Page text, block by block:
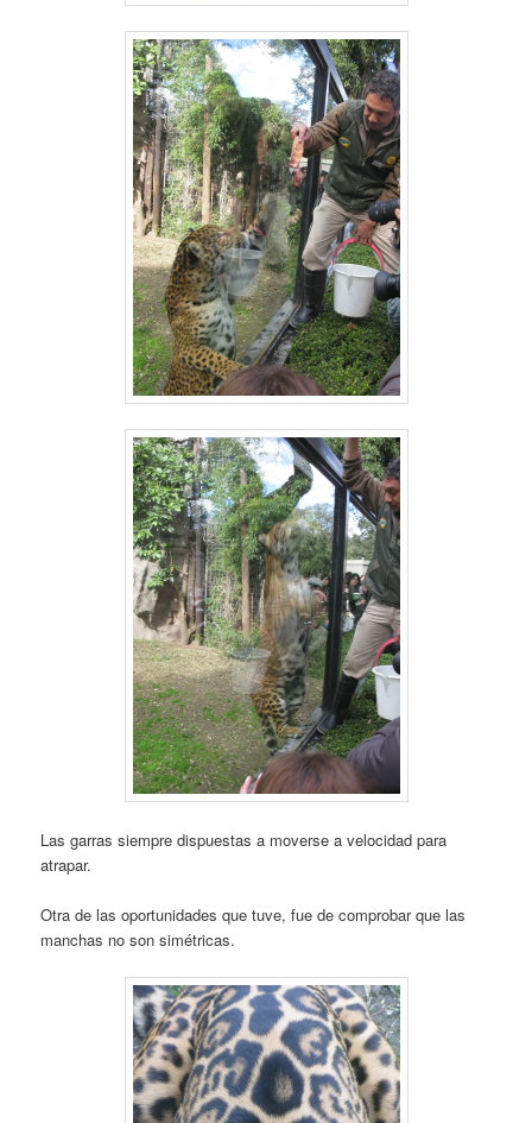
Las garras siempre dispuestas a moverse a velocidad para
atrapar.
Otra de las oportunidades que tuve, fue de comprobar que las
manchas no son simétricas.